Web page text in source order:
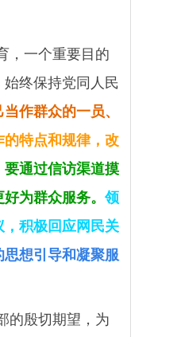
，一个重要目的
始终保持党同人民
作群众的一员、
特点和规律，改
通过信访渠道摸
为群众服务。领
积极回应网民关
想引导和凝聚服
的殷切期望，为